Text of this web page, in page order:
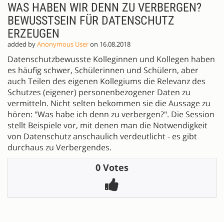
WAS HABEN WIR DENN ZU VERBERGEN?
BEWUSSTSEIN FÜR DATENSCHUTZ
ERZEUGEN
added byAnonymous Useron 16.08.2018
Datenschutzbewusste Kolleginnen und Kollegen haben
es häufig schwer, Schülerinnen und Schülern, aber
auch Teilen des eigenen Kollegiums die Relevanz des
Schutzes (eigener) personenbezogener Daten zu
vermitteln. Nicht selten bekommen sie die Aussage zu
hören: "Was habe ich denn zu verbergen?". Die Session
stellt Beispiele vor, mit denen man die Notwendigkeit
von Datenschutz anschaulich verdeutlicht - es gibt
durchaus zu Verbergendes.
0 Votes